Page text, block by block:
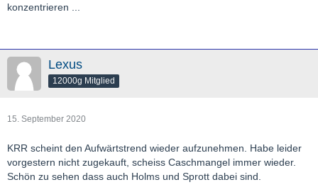
Figure1
[Blockierte Grafik:
https://mma.prnewswire.com/media/1251957/Figure2.jpg?
konzentrieren ...
Lexus
12000g Mitglied
15. September 2020
KRR scheint den Aufwärtstrend wieder aufzunehmen. Habe leider
vorgestern nicht zugekauft, scheiss Caschmangel immer wieder.
Schön zu sehen dass auch Holms und Sprott dabei sind.